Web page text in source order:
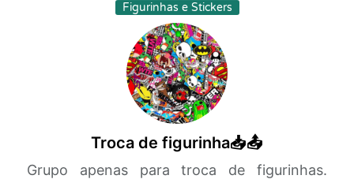
Figurinhas e Stickers
Troca de figurinha📥📤
Grupo apenas para troca de figurinhas.